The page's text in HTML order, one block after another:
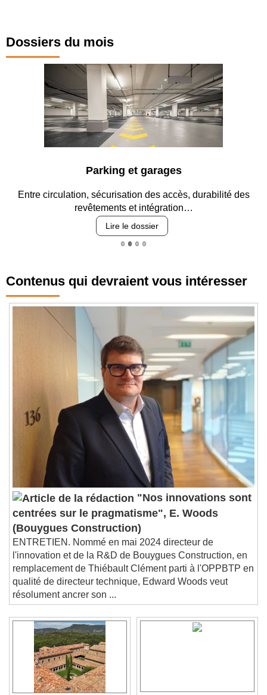
Dossiers du mois
Parking et garages
Entre circulation, sécurisation des accès, durabilité des
revêtements et intégration…
Lire le dossier
Contenus qui devraient vous intéresser
"Nos innovations sont
centrées sur le pragmatisme", E. Woods
(Bouygues Construction)
ENTRETIEN. Nommé en mai 2024 directeur de
l'innovation et de la R&D de Bouygues Construction, en
remplacement de Thiébault Clément parti à l'OPPBTP en
qualité de directeur technique, Edward Woods veut
résolument ancrer son ...